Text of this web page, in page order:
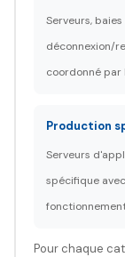
Serveurs,
déconnexion/
coordonné par
Production
Serveurs
spécifique
Pour chaque